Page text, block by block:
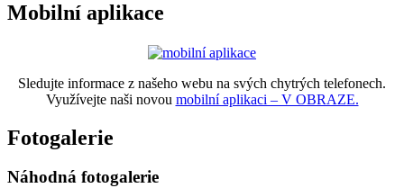
Mobilní aplikace
Sledujte informace z našeho webu na svých chytrých telefonech.
Využívejte naši novou mobilní aplikaci – V OBRAZE.
Fotogalerie
Náhodná fotogalerie